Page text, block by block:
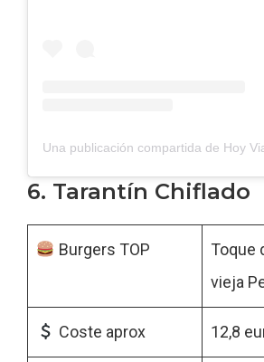
6. Tarantín Chiflado
Burgers TOP
Toque
vieja
Coste aprox 12,8